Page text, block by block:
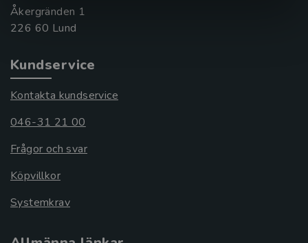
Åkergränden 1
Kundservice
Kontakta kundservice
046-31 21 00
Frågor och svar
Köpvillkor
Systemkrav